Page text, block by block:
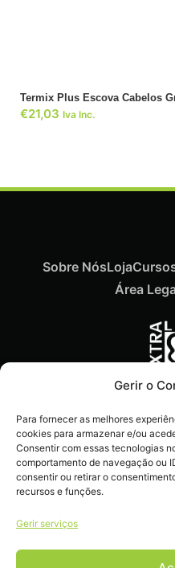
Gerir o
Para fornecer as melhores
cookies para armazenar e/ou
Consentir com essas tecnologias
comportamento de navegação ou
consentir ou retirar o
recursos e funções.
Gerir serviços
Termix Plus Escova Cabelos
€21,03 Iva Inc.
imperdíveis
teu
Sobre NósLoja
Área